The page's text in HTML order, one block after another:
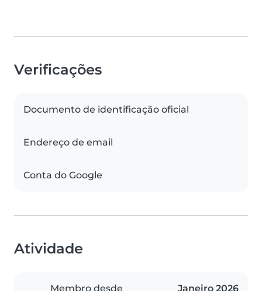
Verificações
Documento de identificação oficial
Endereço de email
Conta do Google
Atividade
Membro desde Janeiro 2026